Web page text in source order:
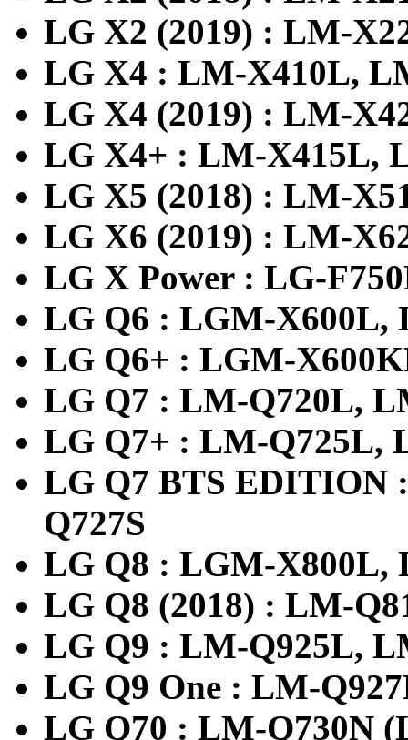
LG X2 (2019) : LM-
LG X4 : LM-X410L,
LG X4 (2019) : LM-
LG X4+ : LM-X415L,
LG X5 (2018) : LM-
LG X6 (2019) : LM-
LG X Power : LG-
LG Q6 : LGM-X600L,
LG Q6+ : LGM-
LG Q7 : LM-Q720L,
LG Q7+ : LM-Q725L,
LG Q7 BTS EDITION
Q727S
LG Q8 : LGM-X800L,
LG Q8 (2018) : LM-
LG Q9 : LM-Q925L,
LG Q9 One : LM-
LG Q70 : LM-Q730N